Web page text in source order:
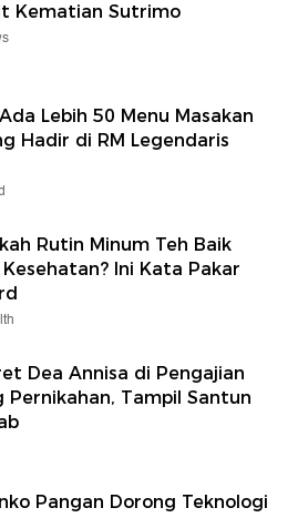
Kematian Sutrimo
Lebih 50 Menu Masakan
Hadir di RM Legendaris
Rutin Minum Teh Baik
Ini Kata Pakar
Dea Annisa di Pengajian
Pernikahan, Tampil Santun
Pangan Dorong Teknologi